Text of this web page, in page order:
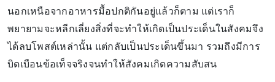
นอกเหนือจากอาหารมื้อปกติกันอยู่แล้วก็ตาม แต่เราก็
พยายามจะหลีกเลี่ยงสิ่งที่จะทำให้เกิดเป็นประเด็นในสังคมจึง
ได้ลบโพสต์เหล่านั้น แต่กลับเป็นประเด็นขึ้นมา รวมถึงมีการ
บิดเบือนข้อเท็จจริงจนทำให้สังคมเกิดความสับสน